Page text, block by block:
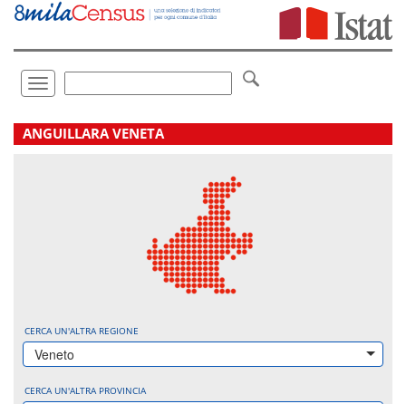
Vai
direttamente
Toggle
navigation
.
ANGUILLARA VENETA
CERCA UN'ALTRA REGIONE
Veneto
CERCA UN'ALTRA PROVINCIA